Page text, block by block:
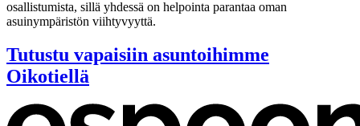
osallistumista, sillä yhdessä on helpointa parantaa oman
asuinympäristön viihtyvyyttä.
Tutustu vapaisiin asuntoihimme
Oikotiellä